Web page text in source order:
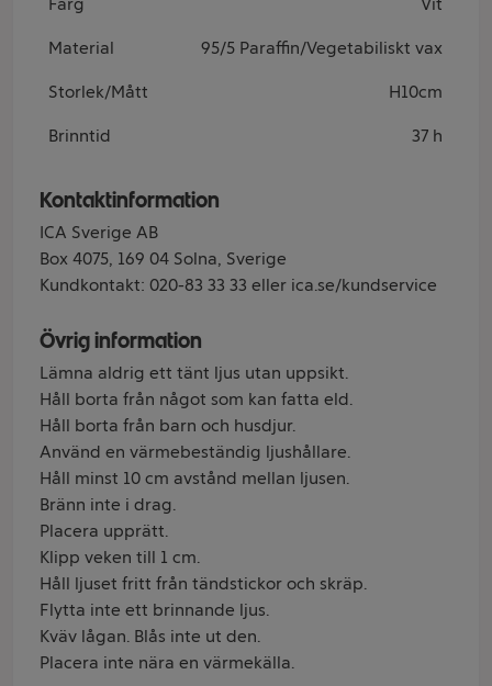
Material 95/5 Paraffin/Vegetabiliskt vax
Storlek/Mått H10cm
Brinntid 37 h
Kontaktinformation
ICA Sverige AB
Box 4075, 169 04 Solna, Sverige
Kundkontakt: 020-83 33 33 eller ica.se/kundservice
Övrig information
Lämna aldrig ett tänt ljus utan uppsikt.
Håll borta från något som kan fatta eld.
Håll borta från barn och husdjur.
Använd en värmebeständig ljushållare.
Håll minst 10 cm avstånd mellan ljusen.
Bränn inte i drag.
Placera upprätt.
Klipp veken till 1 cm.
Håll ljuset fritt från tändstickor och skräp.
Flytta inte ett brinnande ljus.
Kväv lågan. Blås inte ut den.
Placera inte nära en värmekälla.